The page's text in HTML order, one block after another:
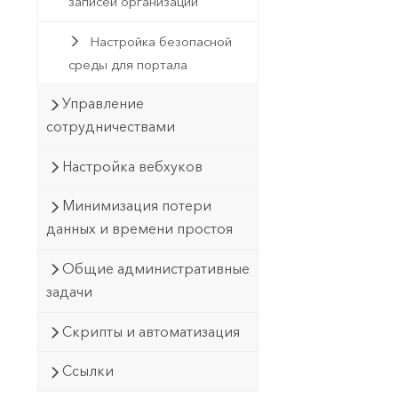
Настройка безопасной
среды для портала
Управление
сотрудничествами
Настройка вебхуков
Минимизация потери
данных и времени простоя
Общие административные
задачи
Скрипты и автоматизация
Ссылки